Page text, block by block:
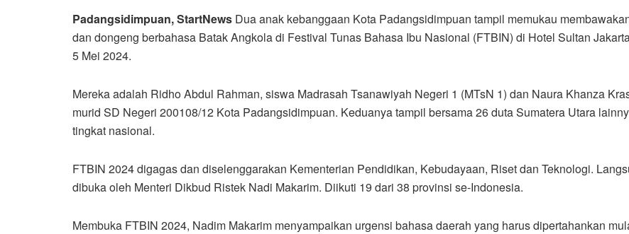
Padangsidimpuan, StartNews Dua anak kebanggaan Kota Padangsidimpuan tampil memukau
dan dongeng berbahasa Batak Angkola di Festival Tunas Bahasa Ibu Nasional (FTBIN) di Hotel Sultan
5 Mei 2024.
Mereka adalah Ridho Abdul Rahman, siswa Madrasah Tsanawiyah Negeri 1 (MTsN 1) dan Naura Khanza
murid SD Negeri 200108/12 Kota Padangsidimpuan. Keduanya tampil bersama 26 duta Sumatera Utara
tingkat nasional.
FTBIN 2024 digagas dan diselenggarakan Kementerian Pendidikan, Kebudayaan, Riset dan Teknologi.
dibuka oleh Menteri Dikbud Ristek Nadi Makarim. Diikuti 19 dari 38 provinsi se-Indonesia.
Membuka FTBIN 2024, Nadim Makarim menyampaikan urgensi bahasa daerah yang harus dipertahankan